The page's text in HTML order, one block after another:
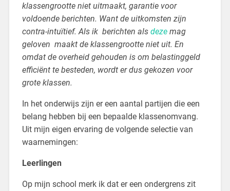
klassengrootte niet uitmaakt, garantie voor
voldoende berichten. Want de uitkomsten zijn
contra-intuïtief. Als ik berichten als dezemag
geloven maakt de klassengrootte niet uit. En
omdat de overheid gehouden is om belastinggeld
efficiënt te besteden, wordt er dus gekozen voor
grote klassen.
In het onderwijs zijn er een aantal partijen die een
belang hebben bij een bepaalde klassenomvang.
Uit mijn eigen ervaring de volgende selectie van
waarnemingen:
Leerlingen
Op mijn school merk ik dat er een ondergrens zit